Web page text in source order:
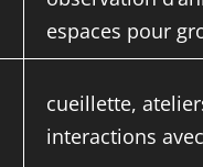
espaces pour
cueillette,
interactions